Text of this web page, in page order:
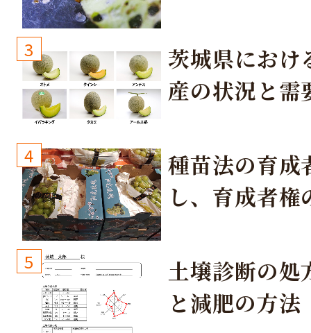
3
茨城県におけ
産の状況と需
4
種苗法の育成
し、育成者権
しょう！
5
土壌診断の処
と減肥の方法